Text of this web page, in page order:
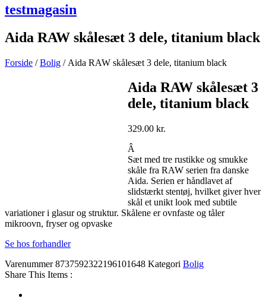
testmagasin
Aida RAW skålesæt 3 dele, titanium black
Forside /Bolig / Aida RAW skålesæt 3 dele, titanium black
Aida RAW skålesæt 3
dele, titanium black
329.00kr.
Â
Sæt med tre rustikke og smukke
skåle fra RAW serien fra danske
Aida. Serien er håndlavet af
slidstærkt stentøj, hvilket giver hver
skål et unikt look med subtile
variationer i glasur og struktur. Skålene er ovnfaste og tåler
mikroovn, fryser og opvaske
Se hos forhandler
Varenummer8737592322196101648 Kategori Bolig
Share This Items :